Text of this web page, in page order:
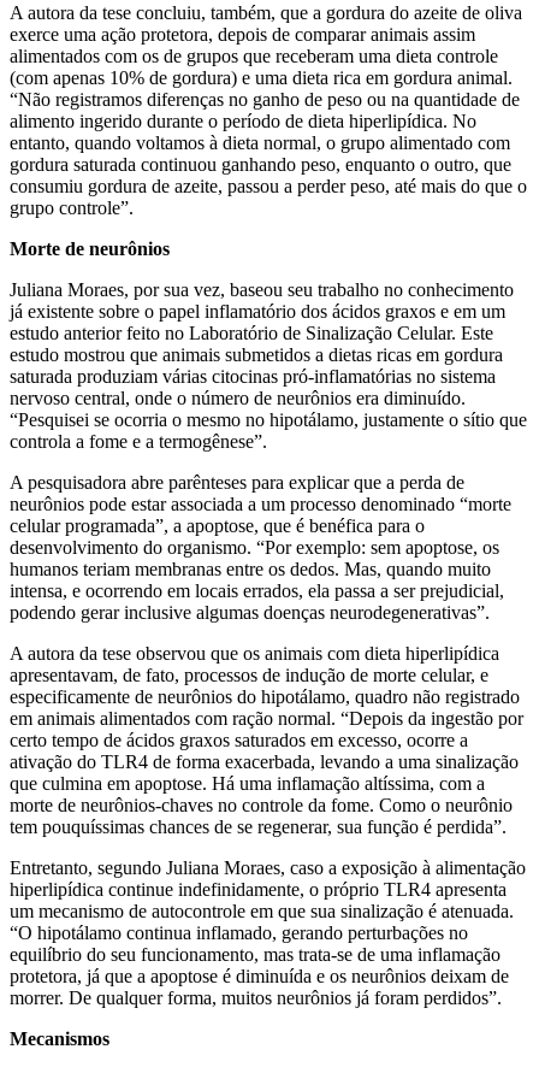
A autora da tese concluiu, também, que a gordura do azeite de oliva
exerce uma ação protetora, depois de comparar animais assim
alimentados com os de grupos que receberam uma dieta controle
(com apenas 10% de gordura) e uma dieta rica em gordura animal.
“Não registramos diferenças no ganho de peso ou na quantidade de
alimento ingerido durante o período de dieta hiperlipídica. No
entanto, quando voltamos à dieta normal, o grupo alimentado com
gordura saturada continuou ganhando peso, enquanto o outro, que
consumiu gordura de azeite, passou a perder peso, até mais do que o
grupo controle”.
Morte de neurônios
Juliana Moraes, por sua vez, baseou seu trabalho no conhecimento
já existente sobre o papel inflamatório dos ácidos graxos e em um
estudo anterior feito no Laboratório de Sinalização Celular. Este
estudo mostrou que animais submetidos a dietas ricas em gordura
saturada produziam várias citocinas pró-inflamatórias no sistema
nervoso central, onde o número de neurônios era diminuído.
“Pesquisei se ocorria o mesmo no hipotálamo, justamente o sítio que
controla a fome e a termogênese”.
A pesquisadora abre parênteses para explicar que a perda de
neurônios pode estar associada a um processo denominado “morte
celular programada”, a apoptose, que é benéfica para o
desenvolvimento do organismo. “Por exemplo: sem apoptose, os
humanos teriam membranas entre os dedos. Mas, quando muito
intensa, e ocorrendo em locais errados, ela passa a ser prejudicial,
podendo gerar inclusive algumas doenças neurodegenerativas”.
A autora da tese observou que os animais com dieta hiperlipídica
apresentavam, de fato, processos de indução de morte celular, e
especificamente de neurônios do hipotálamo, quadro não registrado
em animais alimentados com ração normal. “Depois da ingestão por
certo tempo de ácidos graxos saturados em excesso, ocorre a
ativação do TLR4 de forma exacerbada, levando a uma sinalização
que culmina em apoptose. Há uma inflamação altíssima, com a
morte de neurônios-chaves no controle da fome. Como o neurônio
tem pouquíssimas chances de se regenerar, sua função é perdida”.
Entretanto, segundo Juliana Moraes, caso a exposição à alimentação
hiperlipídica continue indefinidamente, o próprio TLR4 apresenta
um mecanismo de autocontrole em que sua sinalização é atenuada.
“O hipotálamo continua inflamado, gerando perturbações no
equilíbrio do seu funcionamento, mas trata-se de uma inflamação
protetora, já que a apoptose é diminuída e os neurônios deixam de
morrer. De qualquer forma, muitos neurônios já foram perdidos”.
Mecanismos